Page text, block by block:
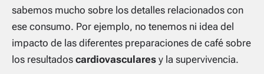
sabemos mucho sobre los detalles relacionados con
ese consumo. Por ejemplo, no tenemos ni idea del
impacto de las diferentes preparaciones de café sobre
los resultados cardiovasculares y la supervivencia.